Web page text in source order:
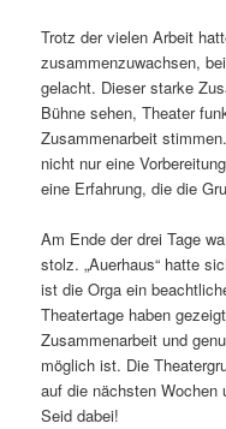
Trotz der vielen Arbeit
zusammenzuwachsen,
gelacht. Dieser starke
Bühne sehen, Theater
Zusammenarbeit
nicht nur eine
eine Erfahrung, die die
Am Ende der drei Tage
stolz. „Auerhaus“ hatte
ist die Orga ein
Theatertage haben
Zusammenarbeit und
möglich ist. Die
auf die nächsten Wochen
Seid dabei!